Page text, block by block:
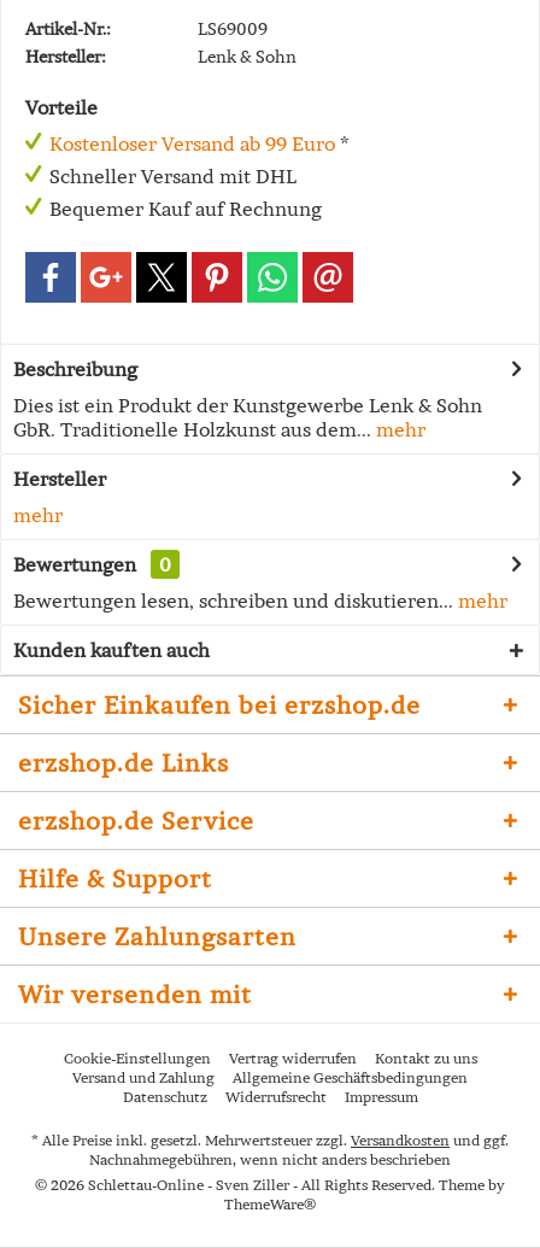
Artikel-Nr.:
LS69009
Hersteller:
Lenk & Sohn
Vorteile
Kostenloser Versand ab 99 Euro *
Schneller Versand mit DHL
Bequemer Kauf auf Rechnung
Beschreibung
Dies ist ein Produkt der Kunstgewerbe Lenk & Sohn
GbR. Traditionelle Holzkunst aus dem... mehr
Hersteller
mehr
Bewertungen
0
Bewertungen lesen, schreiben und diskutieren... mehr
Kunden kauften auch
Sicher Einkaufen bei erzshop.de
erzshop.de Links
erzshop.de Service
Hilfe & Support
Unsere Zahlungsarten
Wir versenden mit
Cookie-Einstellungen Vertrag widerrufen
Kontakt zu uns
Versand und Zahlung
Allgemeine Geschäftsbedingungen
Datenschutz
Widerrufsrecht Impressum
* Alle Preise inkl. gesetzl. Mehrwertsteuer zzgl. Versandkosten und ggf.
Nachnahmegebühren, wenn nicht anders beschrieben
© 2026 Schlettau-Online - Sven Ziller - All Rights Reserved. Theme by
ThemeWare®